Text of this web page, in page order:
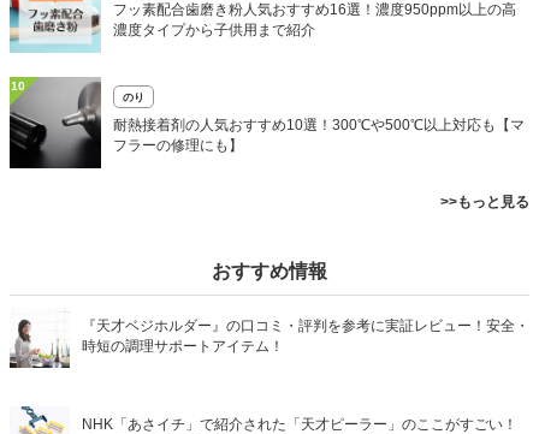
フッ素配合歯磨き粉人気おすすめ16選！濃度950ppm以上の高
濃度タイプから子供用まで紹介
10
のり
耐熱接着剤の人気おすすめ10選！300℃や500℃以上対応も【マ
フラーの修理にも】
>>もっと見る
おすすめ情報
『天才ベジホルダー』の口コミ・評判を参考に実証レビュー！安全・
時短の調理サポートアイテム！
NHK「あさイチ」で紹介された「天才ピーラー」のここがすごい！